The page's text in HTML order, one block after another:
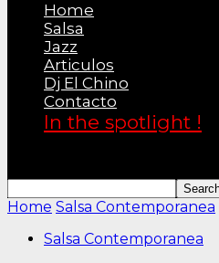
Home
Salsa
Jazz
Articulos
Dj El Chino
Contacto
In the spotlight !
Home Salsa Contemporanea
Salsa Contemporanea